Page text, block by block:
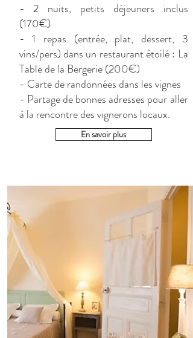
- 2 nuits, petits déjeuners inclus
(170€)
- 1 repas (entrée, plat, dessert, 3
vins/pers) dans un restaurant étoilé : La
Table de la Bergerie (200€)
- Carte de randonnées dans les vignes
- Partage de bonnes adresses pour aller
à la rencontre des vignerons locaux.
En savoir plus